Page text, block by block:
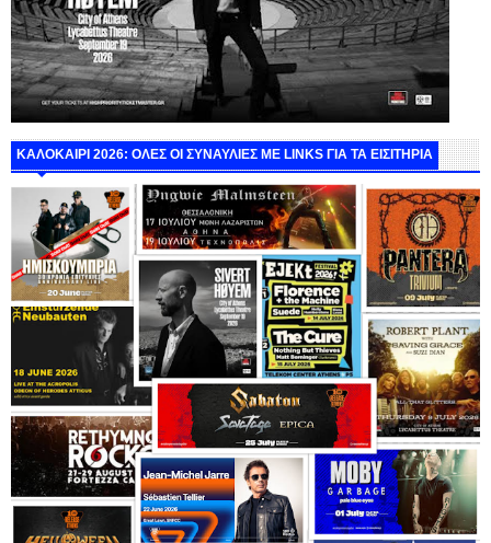
ΚΑΛΟΚΑΙΡΙ 2026: ΟΛΕΣ ΟΙ ΣΥΝΑΥΛΙΕΣ ΜΕ LINKS ΓΙΑ ΤΑ ΕΙΣΙΤΗΡΙΑ